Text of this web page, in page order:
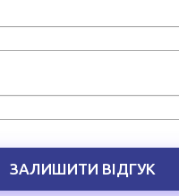
ЗАЛИШИТИ ВІДГУК